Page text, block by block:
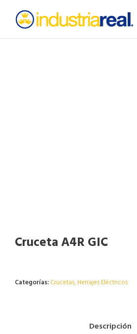
Cruceta A4R GIC
Categorías:Crucetas,Herrajes Eléctricos
Descripción